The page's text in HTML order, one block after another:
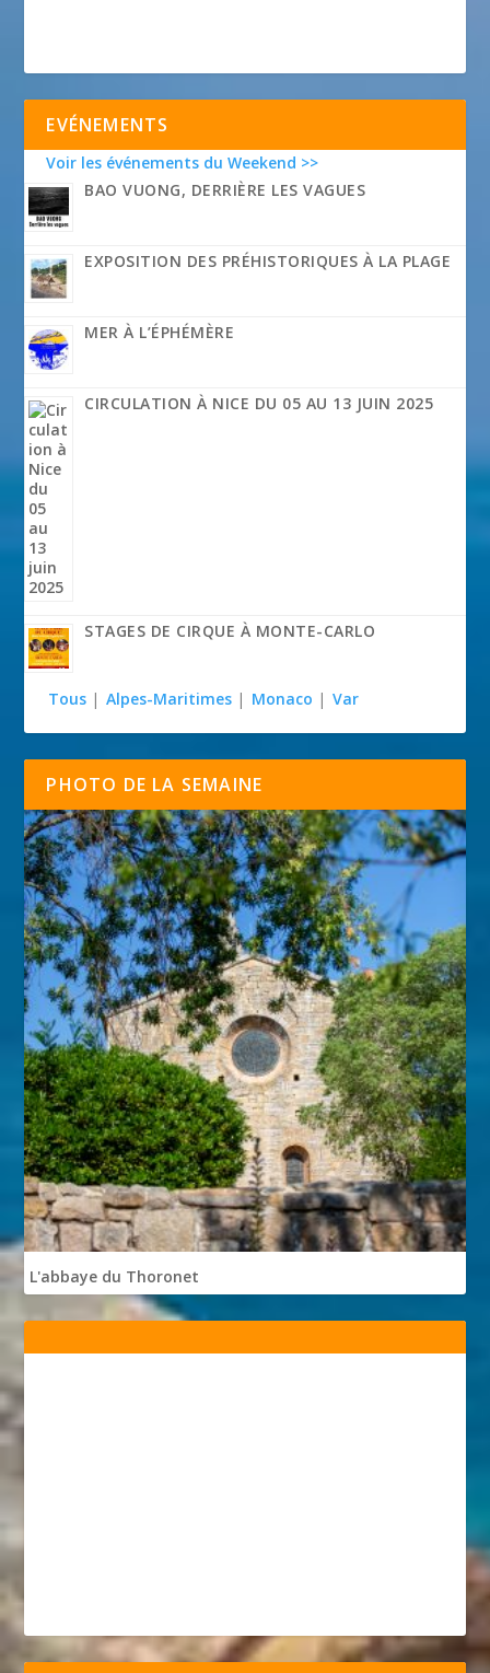
EVÉNEMENTS
Voir les événements du Weekend >>
BAO VUONG, DERRIÈRE LES VAGUES
EXPOSITION DES PRÉHISTORIQUES À LA PLAGE
MER À L’ÉPHÉMÈRE
CIRCULATION À NICE DU 05 AU 13 JUIN 2025
STAGES DE CIRQUE À MONTE-CARLO
Tous | Alpes-Maritimes | Monaco | Var
PHOTO DE LA SEMAINE
L'abbaye du Thoronet